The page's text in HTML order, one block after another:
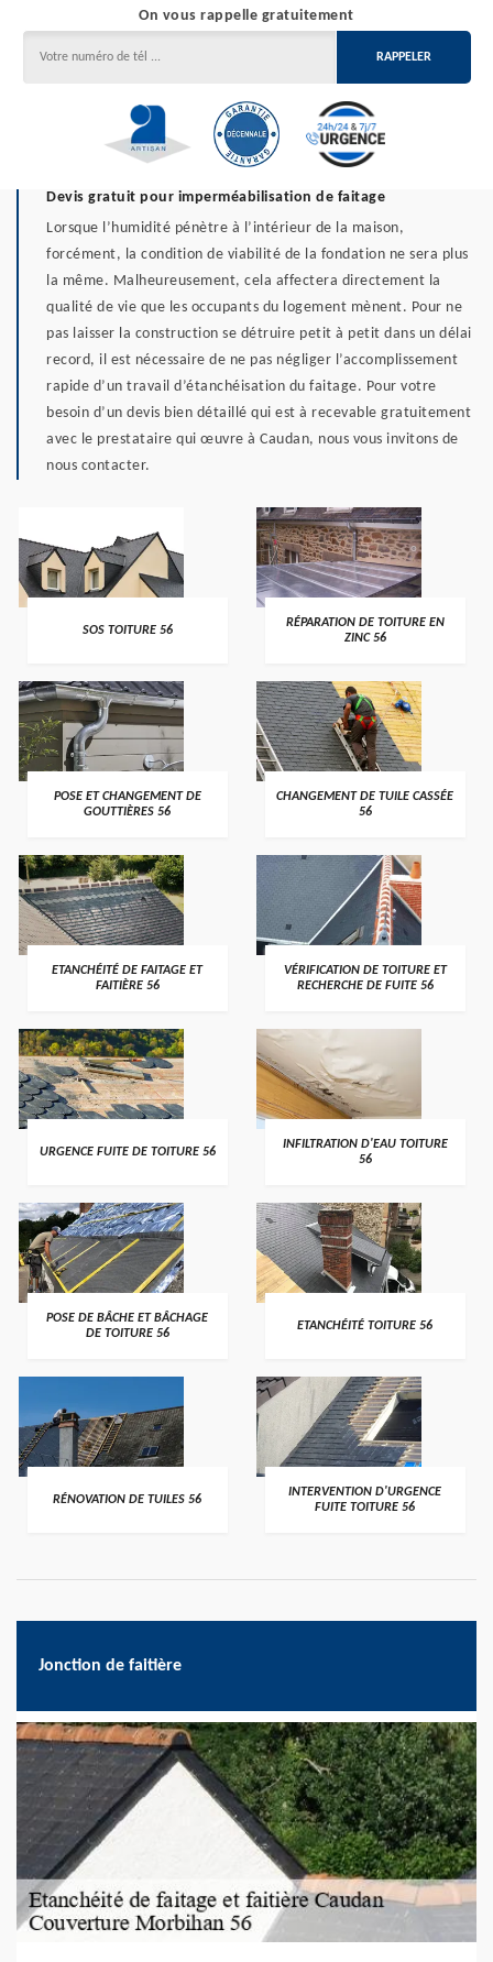
On vous rappelle gratuitement
Devis gratuit pour imperméabilisation de faitage
Lorsque l’humidité pénètre à l’intérieur de la maison,
forcément, la condition de viabilité de la fondation ne sera plus
la même. Malheureusement, cela affectera directement la
qualité de vie que les occupants du logement mènent. Pour ne
pas laisser la construction se détruire petit à petit dans un délai
record, il est nécessaire de ne pas négliger l’accomplissement
rapide d’un travail d’étanchéisation du faitage. Pour votre
besoin d’un devis bien détaillé qui est à recevable gratuitement
avec le prestataire qui œuvre à Caudan, nous vous invitons de
nous contacter.
>
SOS TOITURE 56 >
RÉPARATION DE TOITURE EN
ZINC 56
>
POSE ET CHANGEMENT DE
GOUTTIÈRES 56
>
CHANGEMENT DE TUILE CASSÉE
56
>
ETANCHÉITÉ DE FAITAGE ET
FAITIÈRE 56
>
VÉRIFICATION DE TOITURE ET
RECHERCHE DE FUITE 56
>
URGENCE FUITE DE TOITURE 56 >
INFILTRATION D'EAU TOITURE
56
>
POSE DE BÂCHE ET BÂCHAGE
DE TOITURE 56
>
ETANCHÉITÉ TOITURE 56
>
RÉNOVATION DE TUILES 56 >
INTERVENTION D'URGENCE
FUITE TOITURE 56
Jonction de faitière